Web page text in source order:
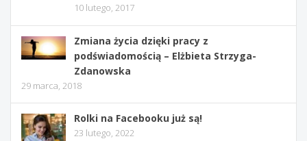
10 lutego, 2017
Zmiana życia dzięki pracy z
podświadomością – Elżbieta Strzyga-
Zdanowska
29 marca, 2018
Rolki na Facebooku już są!
23 lutego, 2022